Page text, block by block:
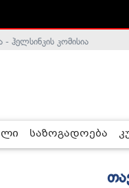
ჰელსინკის კომისია
საზოგადოება